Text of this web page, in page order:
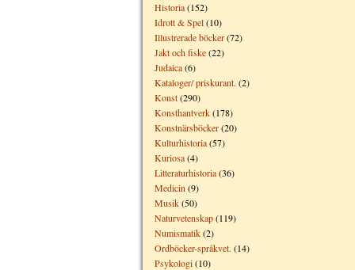
Historia(152)
Idrott & Spel(10)
Illustrerade böcker(72)
Jakt och fiske(22)
Judaica(6)
Kataloger/ priskurant. (2)
Konst(290)
Konsthantverk(178)
Konstnärsböcker(20)
Kulturhistoria(57)
Kuriosa(4)
Litteraturhistoria(36)
Medicin (9)
Musik(50)
Naturvetenskap(119)
Numismatik(2)
Ordböcker-språkvet. (14)
Psykologi(10)